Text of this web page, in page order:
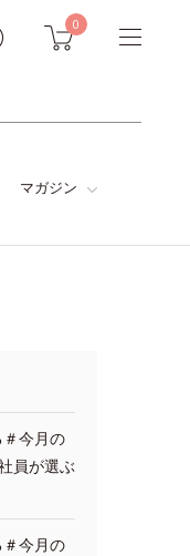
0
マガジン
今月の
員が選ぶ
今月の